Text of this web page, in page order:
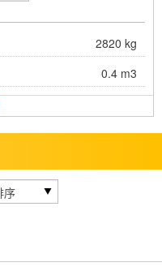
2820 kg
0.4 m3